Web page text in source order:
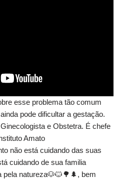
esse problema tão comum
pode dificultar a gestação.
e Obstetra. É chefe
Amato
não está cuidando das suas
cuidando de sua familia
pela natureza🐶🐱🌳🌲, bem